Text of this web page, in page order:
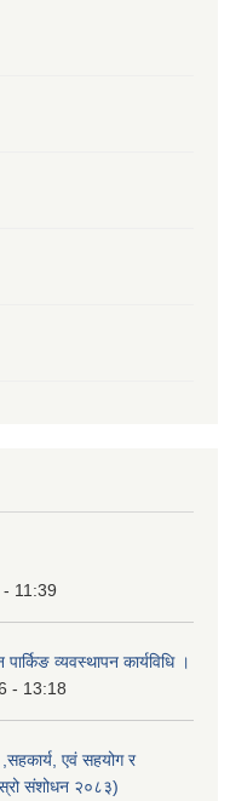
11:39
व्यवस्थापन कार्यविधि ।
- 13:18
,सहकार्य, एवं सहयोग र
संशोधन २०८३)